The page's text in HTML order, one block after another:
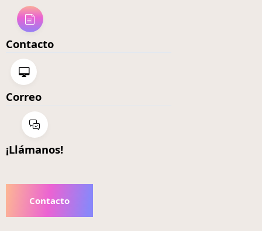
Contacto
Correo
¡Llámanos!
Contacto